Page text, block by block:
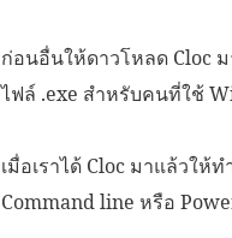
ก่อนอื่นให้ดาวโหลด Cloc
ไฟล์ .exe สำหรับคนที่ใช้
เมื่อเราได้ Cloc มาแล้วให้
Command line หรือ